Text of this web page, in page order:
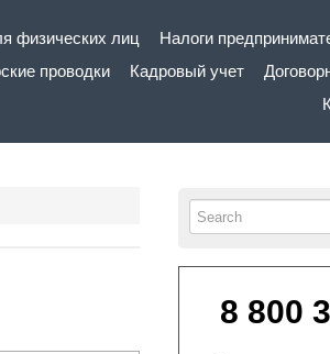
физических лиц Налоги
проводки Кадровый учет
Search
8 800